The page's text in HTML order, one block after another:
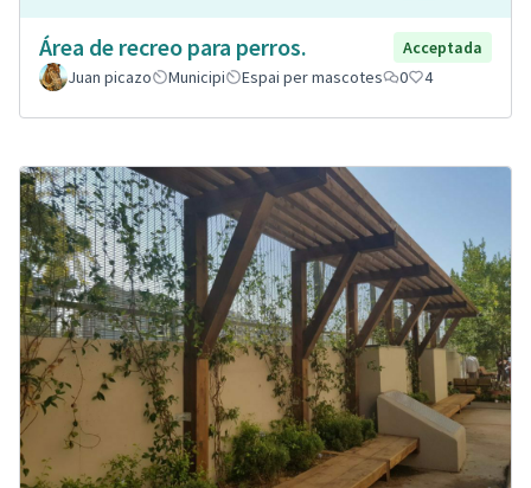
Área de recreo para perros.
Acceptada
Juan picazo
Municipi Espai per mascotes 0 4